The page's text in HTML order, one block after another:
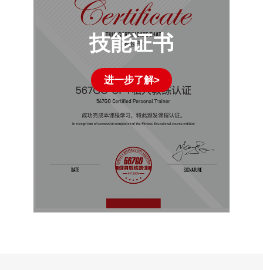
技能证书
进一步了解>